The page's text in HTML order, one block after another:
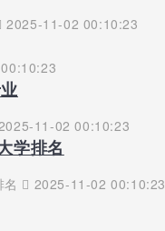
2025-11-02 00:10:23
11-02 00:10:23
学排名
2025-11-02 00:10:23